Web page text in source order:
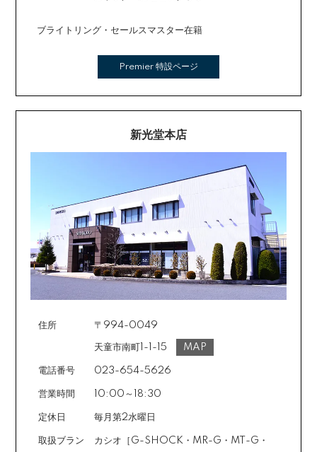
ブライトリング・セールスマスター在籍
Premier 特設ページ
新光堂本店
住所 〒994-0049
天童市南町1-1-15 MAP
電話番号 023-654-5626
営業時間 10:00～18:30
定休日 毎月第2水曜日
取扱ブラン カシオ［G-SHOCK・MR-G・MT-G・